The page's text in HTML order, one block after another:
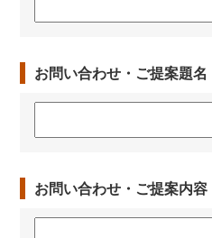
お問い合わせ・ご提案題名
お問い合わせ・ご提案内容